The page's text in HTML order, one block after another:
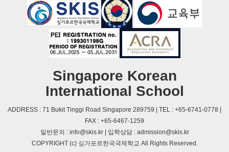
Singapore Korean
International School
ADDRESS : 71 Bukit Tinggi Road Singapore 289759 | TEL : +65-6741-0778 |
FAX : +65-6467-1259
일반문의 : info@skis.kr | 입학상담 : admission@skis.kr
COPYRIGHT (c) 싱가포르한국국제학교 All Rights Reserved.